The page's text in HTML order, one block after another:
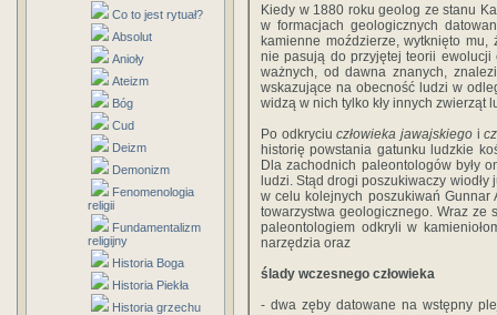
Co to jest rytuał?
Absolut
Anioły
Ateizm
Bóg
Cud
Deizm
Demonizm
Fenomenologia
religii
Fundamentalizm
religijny
Historia Boga
Historia Piekła
Historia grzechu
Kiedy w 1880 roku geolog ze stanu
w formacjach geologicznych
kamienne moździerze, wytknięto
nie pasują do przyjętej teorii ewolucji
ważnych, od dawna znanych,
wskazujące na obecność ludzi w
widzą w nich tylko kły innych zwierząt
Po odkryciuczłowieka jawajskiego i
historię powstania gatunku ludzkie
Dla zachodnich paleontologów były
ludzi. Stąd drogi poszukiwaczy
w celu kolejnych poszukiwań
towarzystwa geologicznego. Wraz ze
paleontologiem odkryli w
narzędzia oraz
ślady wczesnego człowieka
- dwa zęby datowane na wstępny